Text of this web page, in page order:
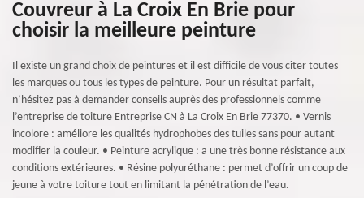
Couvreur à La Croix En Brie pour
choisir la meilleure peinture
Il existe un grand choix de peintures et il est difficile de vous citer toutes
les marques ou tous les types de peinture. Pour un résultat parfait,
n’hésitez pas à demander conseils auprès des professionnels comme
l’entreprise de toiture Entreprise CN à La Croix En Brie 77370. • Vernis
incolore : améliore les qualités hydrophobes des tuiles sans pour autant
modifier la couleur. • Peinture acrylique : a une très bonne résistance aux
conditions extérieures. • Résine polyuréthane : permet d’offrir un coup de
jeune à votre toiture tout en limitant la pénétration de l’eau.